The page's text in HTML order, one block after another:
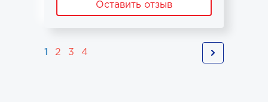
Оставить отзыв
1 2 3 4